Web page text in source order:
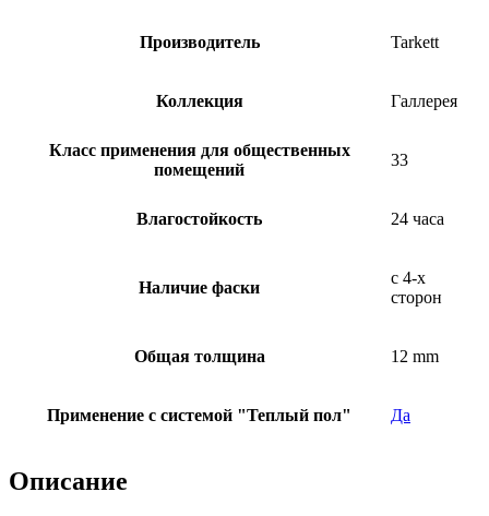
Производитель Tarkett
Коллекция Галлерея
Класс применения для общественных
помещений
33
Влагостойкость 24 часа
Наличие фаски
с 4-х
сторон
Общая толщина 12 mm
Применение с системой "Теплый пол" Да
Описание